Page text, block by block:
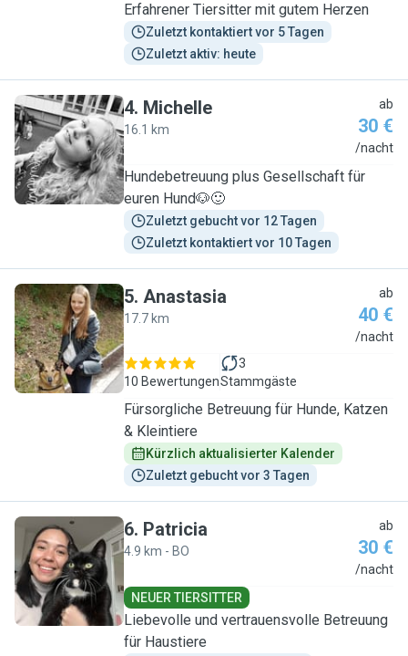
Erfahrener Tiersitter mit gutem Herzen
Zuletzt kontaktiert vor 5 Tagen
Zuletzt aktiv: heute
M
4. Michelle
16.1 km
ab
30 €
/nacht
Hundebetreuung plus Gesellschaft für
euren Hund🐶🙂
Zuletzt gebucht vor 12 Tagen
Zuletzt kontaktiert vor 10 Tagen
A
5. Anastasia
17.7 km
ab
40 €
/nacht
10 Bewertungen
3
Stammgäste
Fürsorgliche Betreuung für Hunde, Katzen
& Kleintiere
Kürzlich aktualisierter Kalender
Zuletzt gebucht vor 3 Tagen
P
6. Patricia
4.9 km - BO
ab
30 €
/nacht
NEUER TIERSITTER
Liebevolle und vertrauensvolle Betreuung
für Haustiere